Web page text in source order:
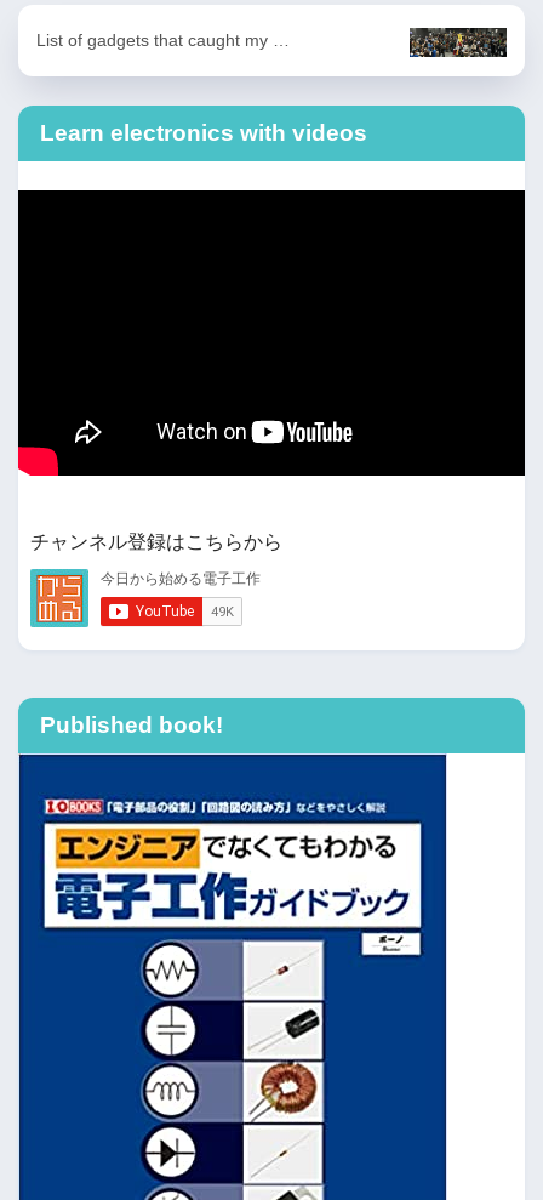
List of gadgets that caught my …
Learn electronics with videos
チャンネル登録はこちらから
Published book!